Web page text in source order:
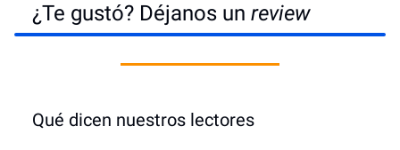
¿Te gustó? Déjanos un review
Qué dicen nuestros lectores